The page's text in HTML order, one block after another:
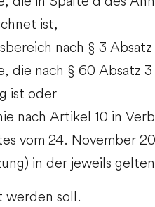
ist,
nach § 3
die nach § 60 Absatz
ist oder
nach Artikel 10 in
vom 24. November
in der jeweils
werden soll.